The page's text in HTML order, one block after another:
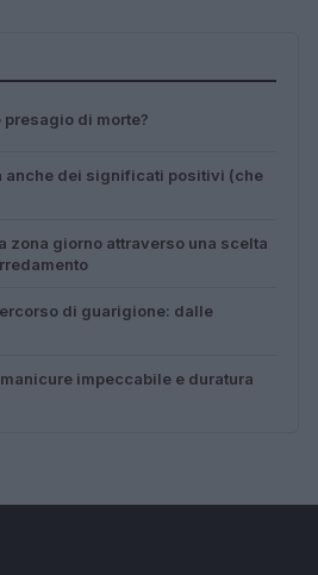
presagio di morte?
anche dei significati positivi (che
zona giorno attraverso una scelta
di guarigione: dalle
impeccabile e duratura